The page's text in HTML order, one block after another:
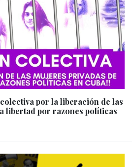
por la liberación de las
libertad por razones políticas